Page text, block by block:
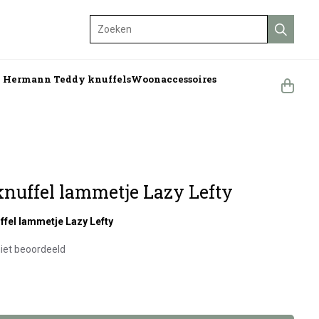
Zoeken
Teddy knuffelsWoonaccessoires
lammetje Lazy Lefty
lammetje Lazy Lefty
beoordeeld